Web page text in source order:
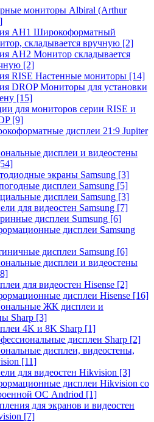
мониторы Albiral (Arthur
AH1 Широкоформатный
складывается вручную [2]
AH2 Монитор складывается
[2]
RISE Настенные мониторы [14]
DROP Мониторы для установки
[15]
для мониторов серии RISE и
[9]
дисплеи 21:9 Jupiter
дисплеи и видеостены
экраны Samsung [3]
дисплеи Samsung [5]
дисплеи Samsung [3]
для видеостен Samsung [7]
дисплеи Sumsung [6]
дисплеи Samsung
дисплеи Samsung [6]
дисплеи и видеостены
для видеостен Hisense [2]
дисплеи Hisense [16]
ЖК дисплеи и
Sharp [3]
4K и 8K Sharp [1]
дисплеи Sharp [2]
дисплеи, видеостены,
[11]
для видеостен Hikvision [3]
дисплеи Hikvision со
ОС Andriod [1]
для экранов и видеостен
[7]